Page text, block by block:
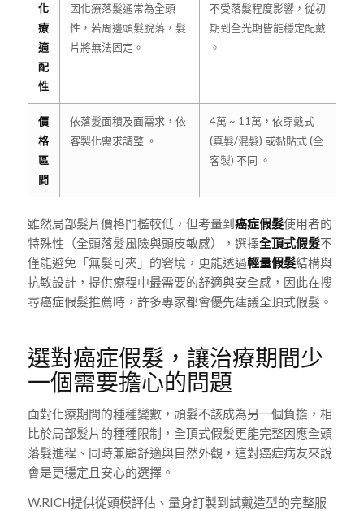
化
療
適
配
性
因化療落髮通常為全頭
性，若周邊頭髮脫落，髮
片將無法固定。
不受落髮程度影響，從初
期到全光期皆能穩定配戴
。
價
格
區
間
依落髮面積及面需求，依
客製化需求調整 。
4萬 ~ 11萬，依穿戴式
(真髮/混髮) 或黏貼式 (全
客製) 不同 。
雖然局部髮片價格門檻較低，但考量到癌症假髮使用者的
特殊性（全頭落髮風險與頭皮敏感），選擇全頂式假髮不
僅能避免「無髮可夾」的窘境，更能透過輕量假髮結構與
抗敏設計，提供療程中最需要的舒適與安全感，因此在搜
尋癌症假髮推薦時，許多專家都會優先建議全頂式假髮。
選對癌症假髮，讓治療期間少
一個需要擔心的問題
面對化療期間的種種變數，頭髮不該成為另一個負擔，相
比於局部髮片的種種限制，全頂式假髮更能完整因應全頭
落髮進程、同時兼顧舒適與自然外觀，這對癌症病友來說
會是更穩定且安心的選擇。
W.RICH提供從頭模評估、量身訂製到試戴造型的完整服